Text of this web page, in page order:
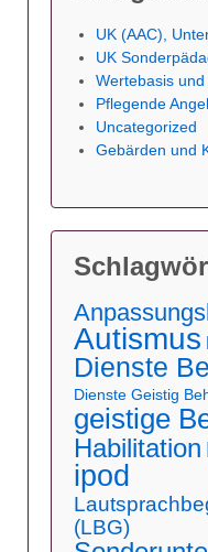
UK (AAC),
UK
Wertebasis
Pflegende
Uncategorized
Gebärden und
Autismus
Dienste
Dienste Geistig
geistige
Habilitation
ipod
(LBG)